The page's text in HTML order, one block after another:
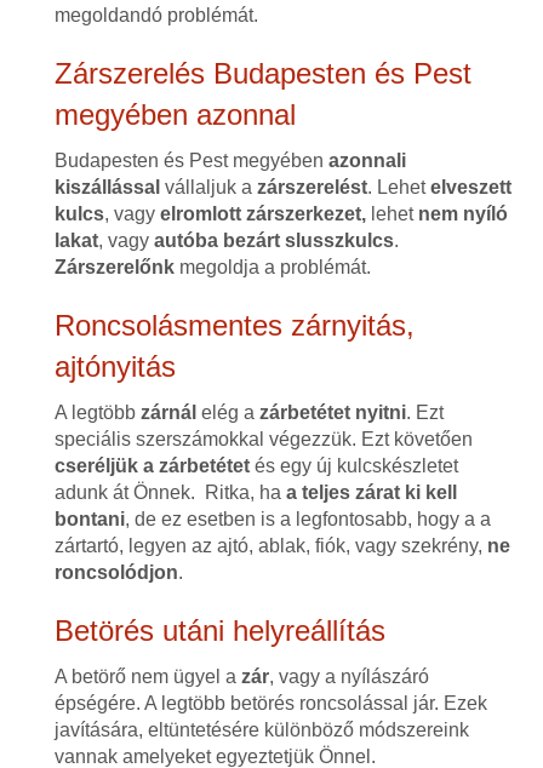
megoldandó problémát.
Zárszerelés Budapesten és Pest
megyében azonnal
Budapesten és Pest megyében azonnali
kiszállással vállaljuk a zárszerelést. Lehetelveszett
kulcs, vagyelromlott zárszerkezet,lehet nem nyíló
lakat, vagy autóba bezárt slusszkulcs.
Zárszerelőnkmegoldja a problémát.
Roncsolásmentes zárnyitás,
ajtónyitás
A legtöbb zárnál elég a zárbetétet nyitni. Ezt
speciális szerszámokkal végezzük. Ezt követően
cseréljük a zárbetétetés egy új kulcskészletet
adunk át Önnek. Ritka, ha a teljes zárat ki kell
bontani, de ez esetben is a legfontosabb, hogy a a
zártartó, legyen az ajtó, ablak, fiók, vagy szekrény, ne
roncsolódjon.
Betörés utáni helyreállítás
A betörő nem ügyel a zár, vagy a nyílászáró
épségére. A legtöbb betörés roncsolással jár. Ezek
javítására, eltüntetésére különböző módszereink
vannak amelyeket egyeztetjük Önnel.